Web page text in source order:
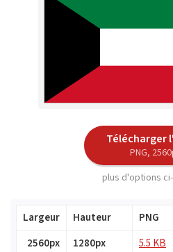
Télécharger
PNG,
plus d'options
Largeur Hauteur PNG
2560px
1280px 5.5 KB